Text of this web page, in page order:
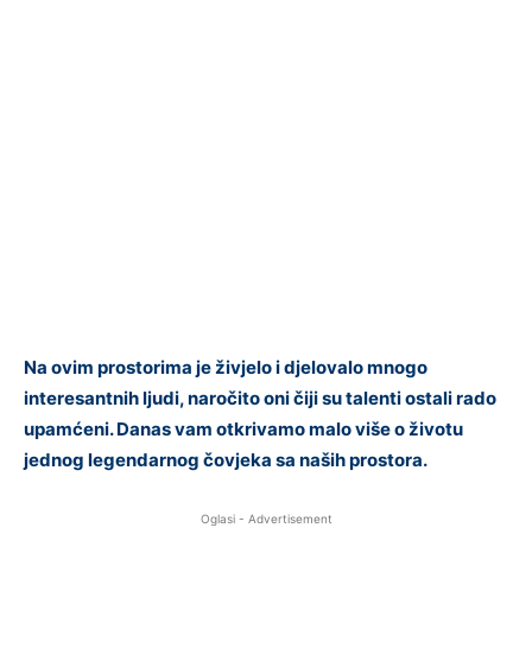
Na ovim prostorima je živjelo i djelovalo mnogo
interesantnih ljudi, naročito oni čiji su talenti ostali rado
upamćeni. Danas vam otkrivamo malo više o životu
jednog legendarnog čovjeka sa naših prostora.
Oglasi - Advertisement